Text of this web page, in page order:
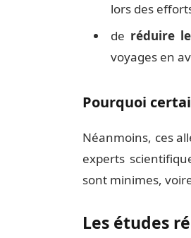
lors des
de réduire
voyages en
Pourquoi
Néanmoins, ces
experts
sont minimes,
Les études